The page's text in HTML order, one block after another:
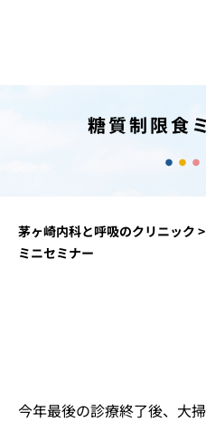
糖質制限食
茅ヶ崎内科と呼吸のクリニック >
ミニセミナー
今年最後の診療終了後、大